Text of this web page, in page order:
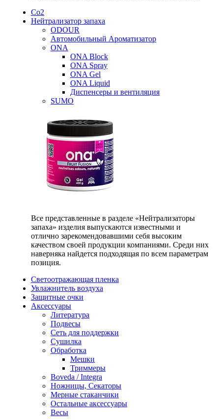
Со2
Нейтрализатор запаха
ODOUR
Автомобильный Ароматизатор
ONA
ONA Block
ONA Spray
ONA Gel
ONA Liquid
Диспенсеры и вентиляция
SUMO
Все представленные в разделе «Нейтрализаторы
запаха» изделия выпускаются известными и
отлично зарекомендовавшими себя высоким
качеством своей продукции компаниями. Среди них
наверняка найдется подходящая по всем параметрам
позиция.
Светоотражающая пленка
Увлажнитель воздуха
Защитные очки
Аксессуары
Литература
Подвесы
Сеть для поддержки
Сушилка
Обработка
Мешки
Триммеры
Boveda / Integra
Ножницы, Секаторы
Мерные стаканчики
Остальные аксессуары
Весы